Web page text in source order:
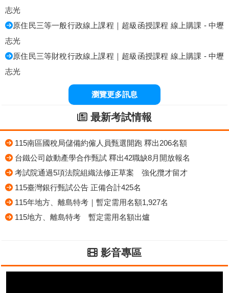
志光
原住民三等一般行政線上課程｜超級函授課程 線上購課 - 中壢
志光
原住民三等財稅行政線上課程｜超級函授課程 線上購課 - 中壢
志光
瀏覽更多訊息
最新考試情報
115南區國稅局儲備約僱人員甄選開跑 釋出206名額
台鐵公司啟動產學合作甄試 釋出42職缺8月開放報名
考試院通過5項法院組織法修正草案 強化攬才留才
115臺灣銀行甄試公告 正備合計425名
115年地方、離島特考｜暫定需用名額1,927名
115地方、離島特考 暫定需用名額出爐
影音專區